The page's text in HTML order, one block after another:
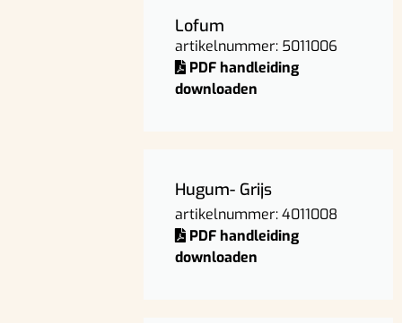
Lofum
artikelnummer: 5011006
PDF handleiding
downloaden
Hugum- Grijs
artikelnummer: 4011008
PDF handleiding
downloaden